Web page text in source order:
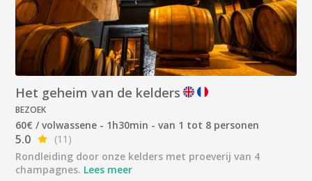
Het geheim van de kelders
BEZOEK
60€ / volwassene - 1h30min - van 1 tot 8 personen
5.0
(11)
Rondleiding door onze kelders met proeverij van 4
champagnes. Lees meer